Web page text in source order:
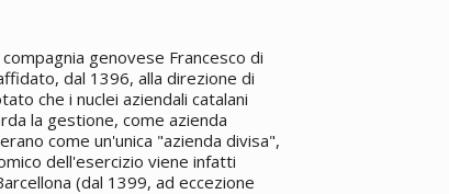
genovese Francesco di
dal 1396, alla direzione di
che i nuclei aziendali catalani
la gestione, come azienda
come un'unica "azienda divisa",
dell'esercizio viene infatti
(dal 1399, ad eccezione